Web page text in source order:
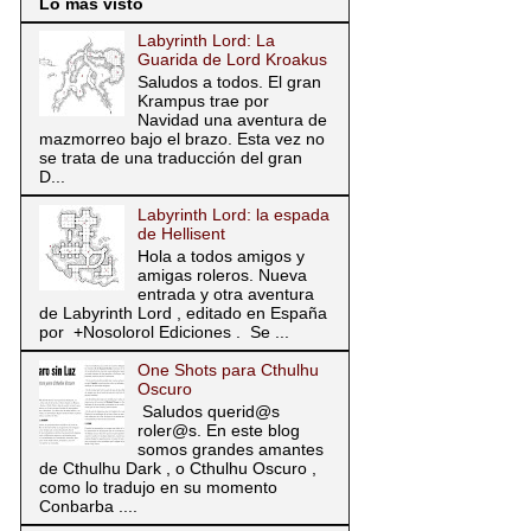
Lo más visto
Labyrinth Lord: La
Guarida de Lord Kroakus
Saludos a todos. El gran
Krampus trae por
Navidad una aventura de
mazmorreo bajo el brazo. Esta vez no
se trata de una traducción del gran
D...
Labyrinth Lord: la espada
de Hellisent
Hola a todos amigos y
amigas roleros. Nueva
entrada y otra aventura
de Labyrinth Lord , editado en España
por +Nosolorol Ediciones . Se ...
One Shots para Cthulhu
Oscuro
Saludos querid@s
roler@s. En este blog
somos grandes amantes
de Cthulhu Dark , o Cthulhu Oscuro ,
como lo tradujo en su momento
Conbarba ....